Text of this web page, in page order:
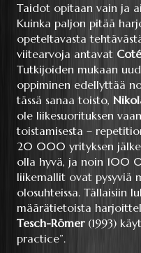
Taidot opitaan vain ja
Kuinka paljon pitää
opeteltavasta
viitearvoja antavat
Tutkijoiden mukaan
oppiminen edellyttää
tässä sanaa toisto,
ole liikesuorituksen
toistamisesta –
20 000 yrityksen
olla hyvä, ja noin 100
liikemallit ovat pysyviä
olosuhteissa. Tällaisiin
määrätietoista
Tesch-Römer(1993)
practice”.